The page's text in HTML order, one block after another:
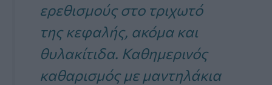
ερεθισμούς στο τριχωτό
της κεφαλής, ακόμα και
θυλακίτιδα. Καθημερινός
καθαρισμός με μαντηλάκια